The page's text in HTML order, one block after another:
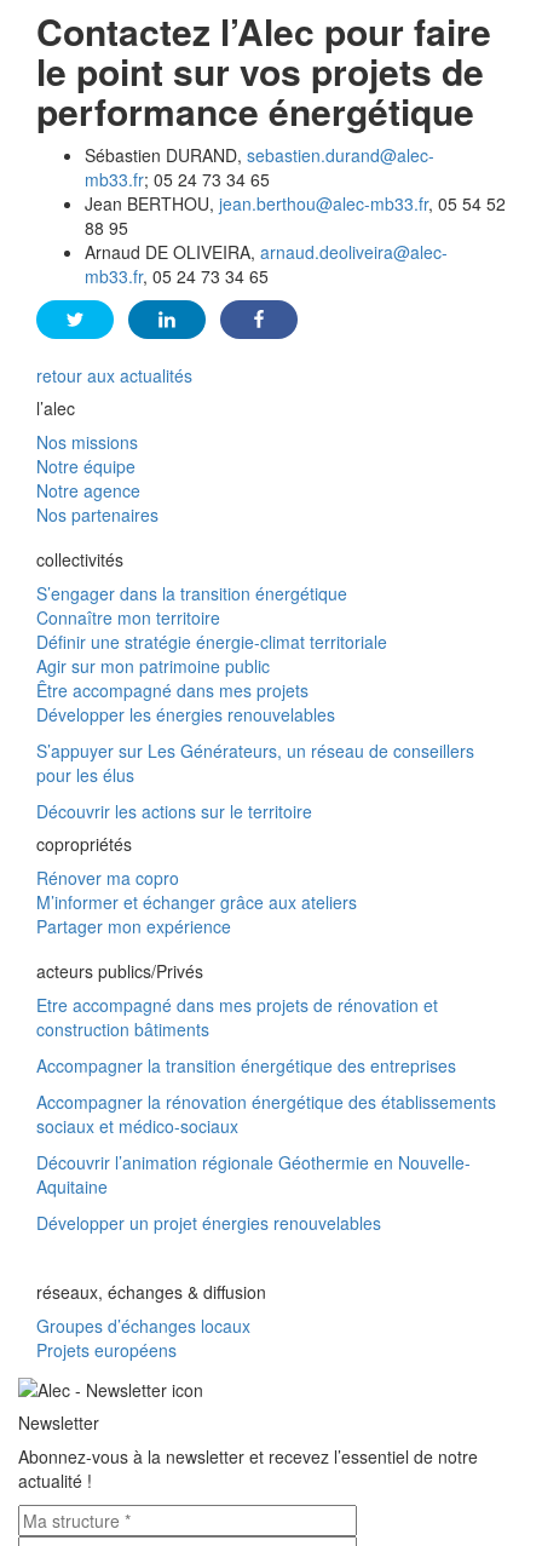
Contactez l’Alec pour faire
le point sur vos projets de
performance énergétique
Sébastien DURAND, sebastien.durand@alec-
mb33.fr; 05 24 73 34 65
Jean BERTHOU, jean.berthou@alec-mb33.fr, 05 54 52
88 95
Arnaud DE OLIVEIRA, arnaud.deoliveira@alec-
mb33.fr, 05 24 73 34 65
retour aux actualités
l’alec
Nos missions
Notre équipe
Notre agence
Nos partenaires
collectivités
S’engager dans la transition énergétique
Connaître mon territoire
Définir une stratégie énergie-climat territoriale
Agir sur mon patrimoine public
Être accompagné dans mes projets
Développer les énergies renouvelables
S’appuyer sur Les Générateurs, un réseau de conseillers
pour les élus
Découvrir les actions sur le territoire
copropriétés
Rénover ma copro
M’informer et échanger grâce aux ateliers
Partager mon expérience
acteurs publics/Privés
Etre accompagné dans mes projets de rénovation et
construction bâtiments
Accompagner la transition énergétique des entreprises
Accompagner la rénovation énergétique des établissements
sociaux et médico-sociaux
Découvrir l’animation régionale Géothermie en Nouvelle-
Aquitaine
Développer un projet énergies renouvelables
réseaux, échanges & diffusion
Groupes d’échanges locaux
Projets européens
Newsletter
Abonnez-vous à la newsletter et recevez l’essentiel de notre
actualité !